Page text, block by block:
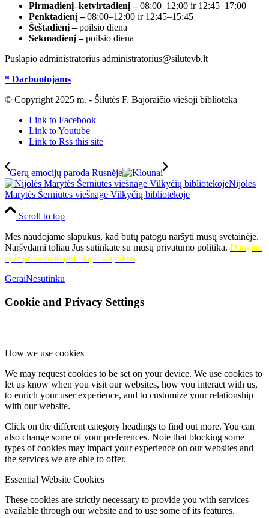
Pirmadienį–ketvirtadienį –08:00–12:00 ir 12:45–17:00
Penktadienį –08:00–12:00 ir 12:45–15:45
Šeštadienį –poilsio diena
Sekmadienį –poilsio diena
Puslapio administratorius administratorius@silutevb.lt
* Darbuotojams
© Copyright 2025 m. - Šilutės F. Bajoraičio viešoji biblioteka
Link to Facebook
Link to Youtube
Link to Rss this site
Gerų emocijų paroda Rusnėje
Nijolės
Marytės Šerniūtės viešnagė Vilkyčių bibliotekoje
Scroll to top
Mes naudojame slapukus, kad būtų patogu naršyti mūsų svetainėje.
Naršydami toliau Jūs sutinkate su mūsų privatumo politika. Daugiau
apie privatumo politiką ir slapukus
GeraiNesutinku
Cookie and Privacy Settings
How we use cookies
We may request cookies to be set on your device. We use cookies to
let us know when you visit our websites, how you interact with us,
to enrich your user experience, and to customize your relationship
with our website.
Click on the different category headings to find out more. You can
also change some of your preferences. Note that blocking some
types of cookies may impact your experience on our websites and
the services we are able to offer.
Essential Website Cookies
These cookies are strictly necessary to provide you with services
available through our website and to use some of its features.